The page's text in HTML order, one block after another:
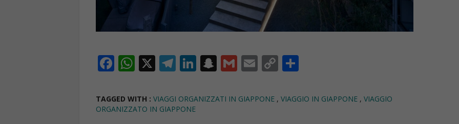
F
e
b
W
at
s
X T
e
gr
Li
k
S
a
G
ai
E
ai
C
p n
TAGGED WITH : VIAGGI ORGANIZZATI IN GIAPPONE , VIAGGIO IN GIAPPONE , VIAGGIO
ORGANIZZATO IN GIAPPONE